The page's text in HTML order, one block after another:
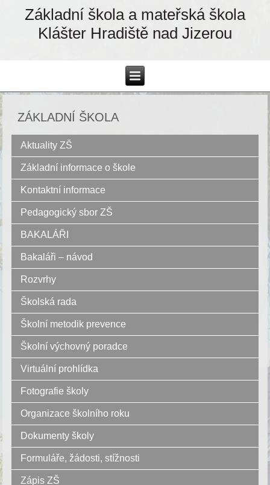
Základní škola a mateřská škola
Klášter Hradiště nad Jizerou
ZÁKLADNÍ ŠKOLA
Aktuality ZŠ
Základní informace o škole
Kontaktní informace
Pedagogický sbor ZŠ
BAKALÁŘI
Bakaláři – návod
Rozvrhy
Školská rada
Školní metodik prevence
Školní výchovný poradce
Virtuální prohlídka
Fotografie školy
Organizace školního roku
Dokumenty školy
Formuláře, žádosti, stížnosti
Zápis ZŠ